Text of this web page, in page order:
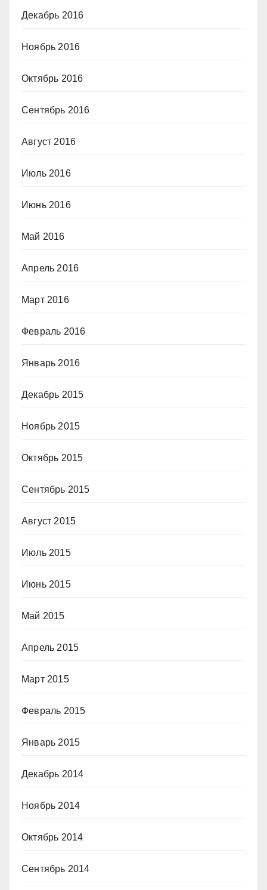
Декабрь 2016
Ноябрь 2016
Октябрь 2016
Сентябрь 2016
Август 2016
Июль 2016
Июнь 2016
Май 2016
Апрель 2016
Март 2016
Февраль 2016
Январь 2016
Декабрь 2015
Ноябрь 2015
Октябрь 2015
Сентябрь 2015
Август 2015
Июль 2015
Июнь 2015
Май 2015
Апрель 2015
Март 2015
Февраль 2015
Январь 2015
Декабрь 2014
Ноябрь 2014
Октябрь 2014
Сентябрь 2014